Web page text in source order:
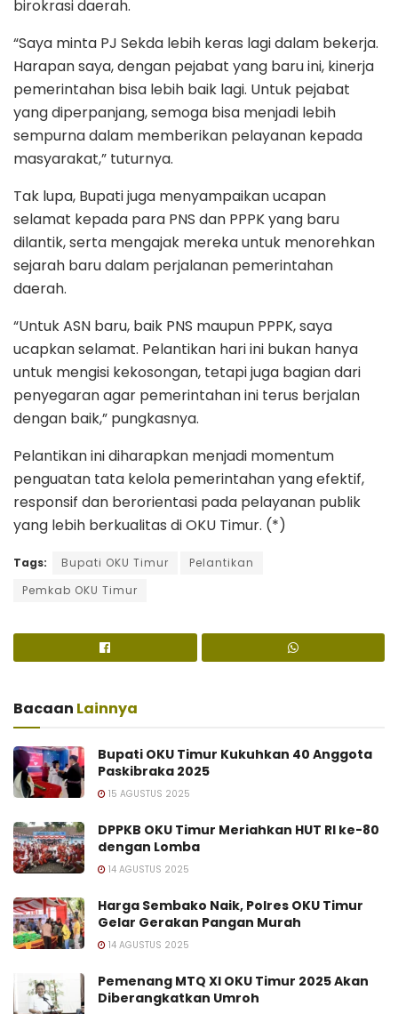
birokrasi daerah.
“Saya minta PJ Sekda lebih keras lagi dalam bekerja.
Harapan saya, dengan pejabat yang baru ini, kinerja
pemerintahan bisa lebih baik lagi. Untuk pejabat
yang diperpanjang, semoga bisa menjadi lebih
sempurna dalam memberikan pelayanan kepada
masyarakat,” tuturnya.
Tak lupa, Bupati juga menyampaikan ucapan
selamat kepada para PNS dan PPPK yang baru
dilantik, serta mengajak mereka untuk menorehkan
sejarah baru dalam perjalanan pemerintahan
daerah.
“Untuk ASN baru, baik PNS maupun PPPK, saya
ucapkan selamat. Pelantikan hari ini bukan hanya
untuk mengisi kekosongan, tetapi juga bagian dari
penyegaran agar pemerintahan ini terus berjalan
dengan baik,” pungkasnya.
Pelantikan ini diharapkan menjadi momentum
penguatan tata kelola pemerintahan yang efektif,
responsif dan berorientasi pada pelayanan publik
yang lebih berkualitas di OKU Timur. (*)
Tags: Bupati OKU Timur
Pelantikan
Pemkab OKU Timur
Bacaan Lainnya
Bupati OKU Timur Kukuhkan 40 Anggota
Paskibraka 2025
15 AGUSTUS 2025
DPPKB OKU Timur Meriahkan HUT RI ke-80
dengan Lomba
14 AGUSTUS 2025
Harga Sembako Naik, Polres OKU Timur
Gelar Gerakan Pangan Murah
14 AGUSTUS 2025
Pemenang MTQ XI OKU Timur 2025 Akan
Diberangkatkan Umroh